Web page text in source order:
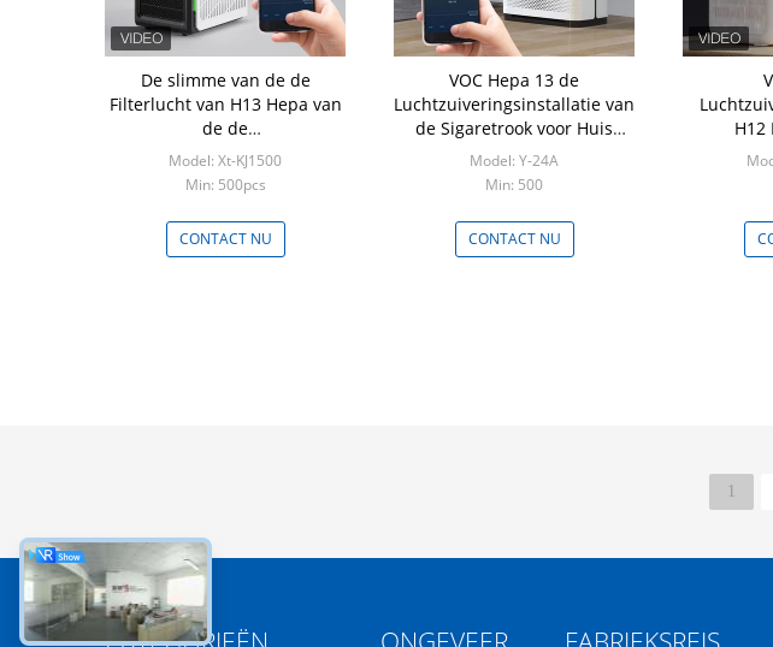
De slimme van de de
Filterlucht van H13 Hepa van
de de
Zuiveringsinstallatieluchtbevochtiger
Opgezette Muur van Combo
Model: Xt-KJ1500
Min: 500pcs
CONTACT NU
VOC Hepa 13 de
Luchtzuiveringsinstallatie van
de Sigaretrook voor Huis
350M3/H CADR
Model: Y-24A
Min: 500
CONTACT NU
H12
1